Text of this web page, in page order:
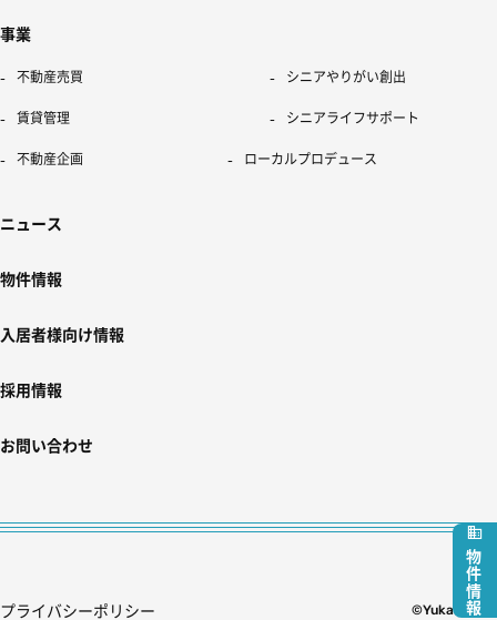
事業
不動産売買
賃貸管理
不動産企画 ローカルプロデュース
シニアやりがい創出
シニアライフサポート
ニュース
物件情報
入居者様向け情報
採用情報
お問い合わせ
プライバシーポリシー ©Yukarie Inc.
物件情報